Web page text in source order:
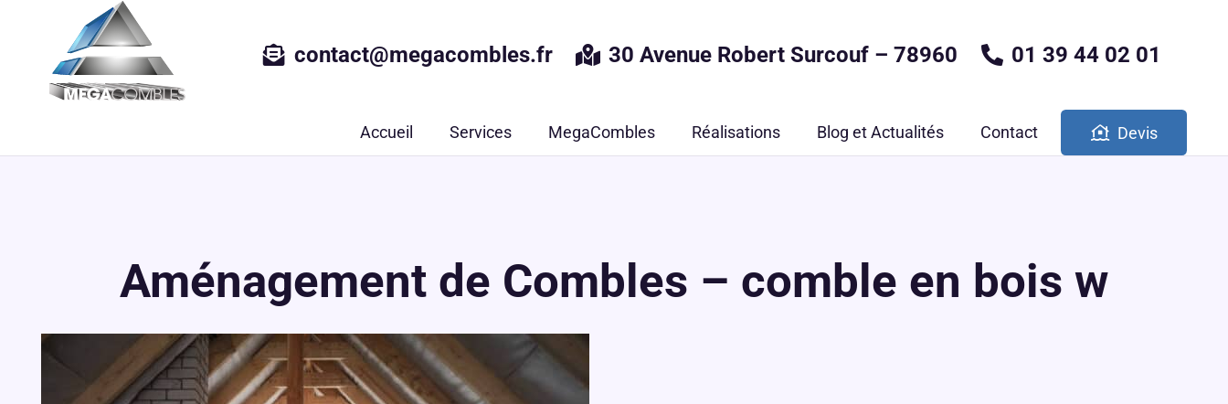
contact@megacombles.fr 30 Avenue Robert Surcouf – 78960 01 39 44 02 01
Accueil Services MegaCombles Réalisations Blog et Actualités Contact Devis
Aménagement de Combles – comble en bois w